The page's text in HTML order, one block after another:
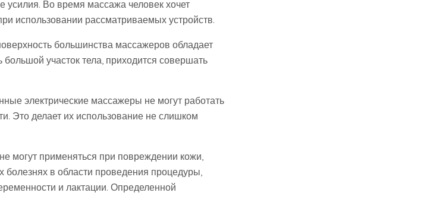
усилия. Во время массажа человек хочет
использовании рассматриваемых устройств.
большинства массажеров обладает
участок тела, приходится совершать
электрические массажеры не могут работать
Это делает их использование не слишком
могут применяться при повреждении кожи,
болезнях в области проведения процедуры,
и лактации. Определенной